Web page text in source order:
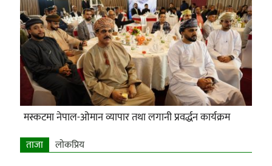
मस्कटमा नेपाल-ओमान व्यापार तथा लगानी प्रवर्द्धन कार्यक्रम
ताजा लाेकप्रिय